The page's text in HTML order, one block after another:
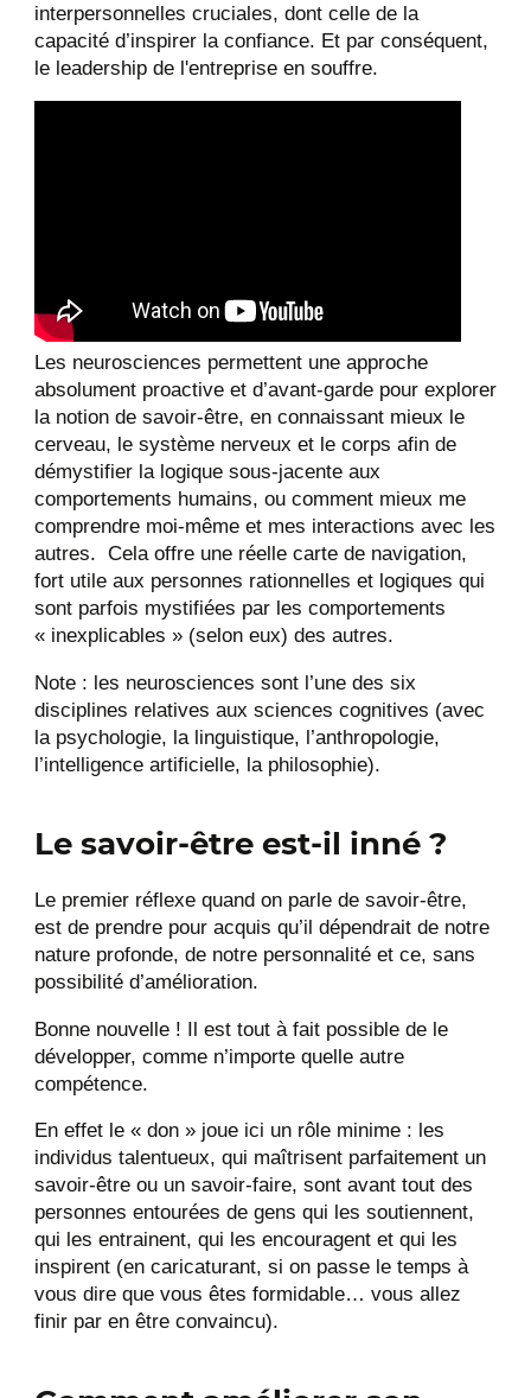
interpersonnelles cruciales, dont celle de la
capacité d’inspirer la confiance. Et par conséquent,
le leadership de l'entreprise en souffre.
Les neurosciences permettent une approche
absolument proactive et d’avant-garde pour explorer
la notion de savoir-être, en connaissant mieux le
cerveau, le système nerveux et le corps afin de
démystifier la logique sous-jacente aux
comportements humains, ou comment mieux me
comprendre moi-même et mes interactions avec les
autres. Cela offre une réelle carte de navigation,
fort utile aux personnes rationnelles et logiques qui
sont parfois mystifiées par les comportements
« inexplicables » (selon eux) des autres.
Note : les neurosciences sont l’une des six
disciplines relatives aux sciences cognitives (avec
la psychologie, la linguistique, l’anthropologie,
l’intelligence artificielle, la philosophie).
Le savoir-être est-il inné ?
Le premier réflexe quand on parle de savoir-être,
est de prendre pour acquis qu’il dépendrait de notre
nature profonde, de notre personnalité et ce, sans
possibilité d’amélioration.
Bonne nouvelle ! Il est tout à fait possible de le
développer, comme n’importe quelle autre
compétence.
En effet le « don » joue ici un rôle minime : les
individus talentueux, qui maîtrisent parfaitement un
savoir-être ou un savoir-faire, sont avant tout des
personnes entourées de gens qui les soutiennent,
qui les entrainent, qui les encouragent et qui les
inspirent (en caricaturant, si on passe le temps à
vous dire que vous êtes formidable… vous allez
finir par en être convaincu).